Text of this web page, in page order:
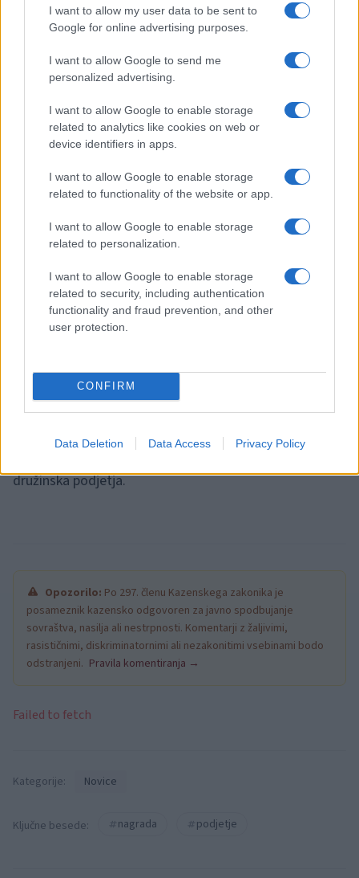
I want to allow my user data to be sent to
Google for online advertising purposes.
I want to allow Google to send me
personalized advertising.
I want to allow Google to enable storage
related to analytics like cookies on web or
device identifiers in apps.
I want to allow Google to enable storage
related to functionality of the website or app.
I want to allow Google to enable storage
related to personalization.
I want to allow Google to enable storage
related to security, including authentication
functionality and fraud prevention, and other
user protection.
CONFIRM
Data Deletion Data Access Privacy Policy
družinskim podjetništvom, med drugim na zemljevid
družinskih podjetij. Jeseni pripravljajo izid osme knjige z
novimi 10 zgodbami slovenskih družinskih podjetij.
Celotna zbirka slovenskih družinskih podjetij je
dosegljiva naspletnem portal
podjetjem pri vprašanjih nasledstva v kontekstu
tudi pri drugih vidikih razvoja in (mednarodne) rasti.
Storitve so ciljno usmerjene in prilagojene posameznem
deluje, z namenom podpore številnim generacijam v
podjetju. Z lokalnim programom povezujejo ter
globalnem kontekstu – kot je EY nagrada odličnosti za
družinska podjetja.
Opozorilo: Po 297. členu Kazenskega zakonika je
posameznik kazensko odgovoren za javno spodbujanje
sovraštva, nasilja ali nestrpnosti. Komentarji z žaljivimi,
rasističnimi, diskriminatornimi ali nezakonitimi vsebinami bodo
odstranjeni. Pravila komentiranja →
Failed to fetch
Kategorije: Novice
Ključne besede: nagrada podjetje